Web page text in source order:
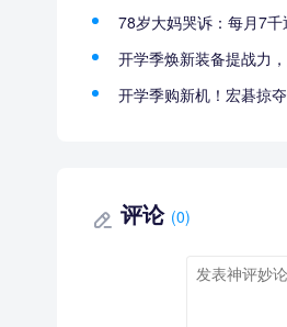
78岁大妈哭诉：每月7
开学季焕新装备提战力
开学季购新机！宏碁掠
评论 (0)